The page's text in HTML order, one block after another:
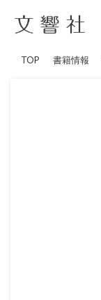
TOP 書籍情報